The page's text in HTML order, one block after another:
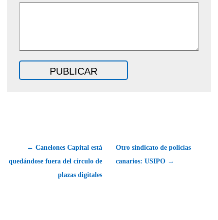
← Canelones Capital está
quedándose fuera del círculo de
plazas digitales
Otro sindicato de policías
canarios: USIPO →